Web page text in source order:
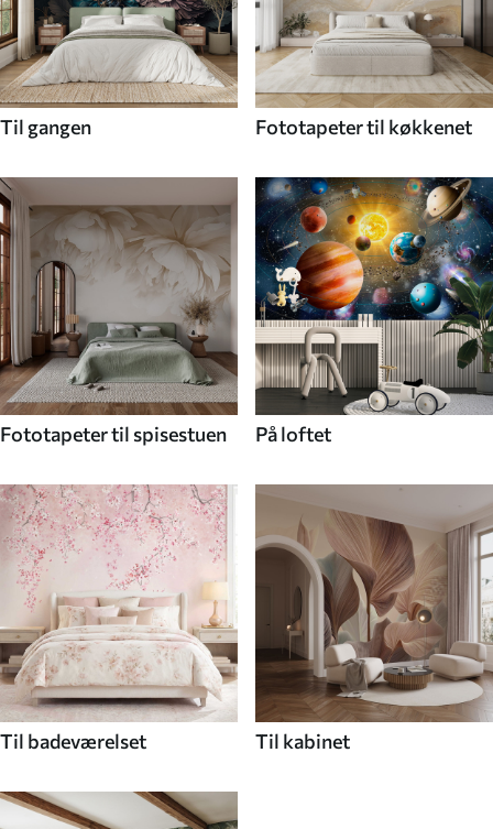
Til gangen Fototapeter til køkkenet
Fototapeter til spisestuen På loftet
Til badeværelset Til kabinet